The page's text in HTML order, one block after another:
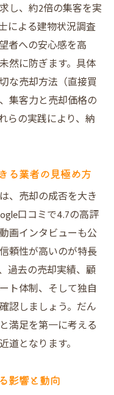
きたい不動産売
めの注意点と対
査定比較の活用
効果的に活用す
売却の参考にす
ッフによるサポ
識の基本とポイ
動産売却の秘訣と
が選ばれる理由
で安心売却を実
し、約2倍の集客を実
による建物状況調査
者への安心感を高
然に防ぎます。具体
な売却方法（直接買
集客力と売却価格の
らの実践により、納
る業者の見極め方
、売却の成否を大き
口コミで4.7の高評
画インタビューも公
頼性が高いのが特長
過去の売却実績、顧
ト体制、そして独自
認しましょう。だん
満足を第一に考える
となります。
影響と動向